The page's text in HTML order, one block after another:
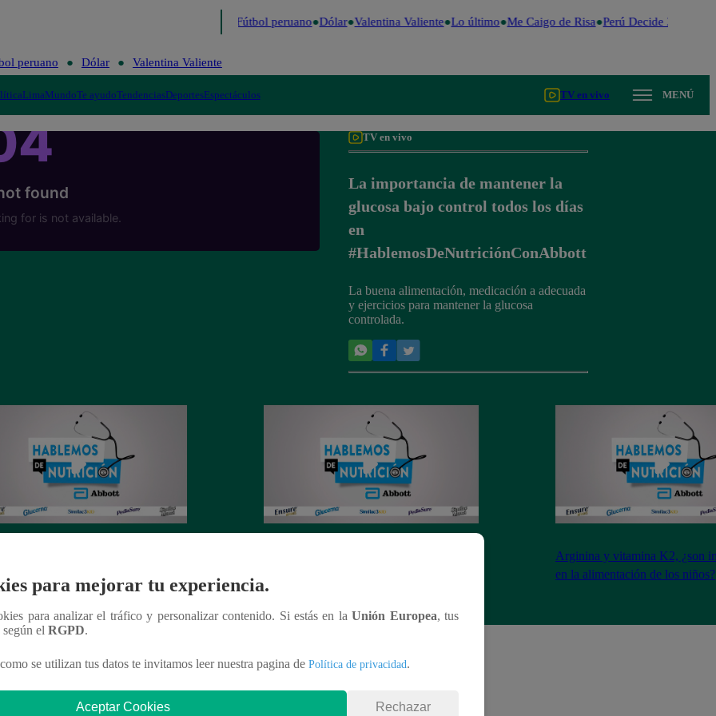
Fútbol peruano Dólar Valentina Valiente Lo último Me Caigo de Risa Perú Decide 2026
peruano Dólar Valentina Valiente
LimaMundoTe ayudoTendenciasDeportesEspectáculos TV en vivo MENÚ
TV en vivo
La importancia de mantener la
glucosa bajo control todos los días
en
#HablemosDeNutriciónConAbbott
La buena alimentación, medicación a adecuada
y ejercicios para mantener la glucosa
controlada.
desde una buena nutrición
Arginina y vitamina K2, ¿son
en la alimentación de los niños?
para mejorar tu experiencia.
para analizar el tráfico y personalizar contenido. Si estás en laUnión Europea, tus
según el RGPD.
se utilizan tus datos te invitamos leer nuestra pagina de Política de privacidad.
Aceptar Cookies Rechazar